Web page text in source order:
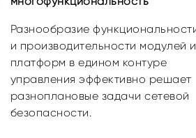
Разнообразие
и производительности модулей и
платформ в едином контуре
управления эффективно решает
разноплановые задачи сетевой
безопасности.